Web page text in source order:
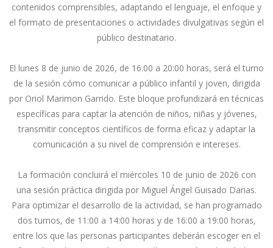
contenidos comprensibles, adaptando el lenguaje, el enfoque y
el formato de presentaciones o actividades divulgativas según el
público destinatario.
El lunes 8 de junio de 2026, de 16:00 a 20:00 horas, será el turno
de la sesión cómo comunicar a público infantil y joven, dirigida
por Oriol Marimon Garrido. Este bloque profundizará en técnicas
específicas para captar la atención de niños, niñas y jóvenes,
transmitir conceptos científicos de forma eficaz y adaptar la
comunicación a su nivel de comprensión e intereses.
La formación concluirá el miércoles 10 de junio de 2026 con
una sesión práctica dirigida por Miguel Ángel Guisado Darias.
Para optimizar el desarrollo de la actividad, se han programado
dos turnos, de 11:00 a 14:00 horas y de 16:00 a 19:00 horas,
entre los que las personas participantes deberán escoger en el